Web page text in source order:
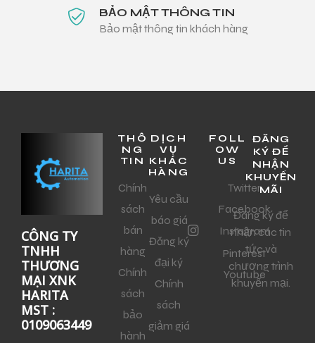
BẢO MẬT THÔNG TIN
Bảo mật thông tin khách hàng
CÔNG TY
TNHH
THƯƠNG
MẠI XNK
HARITA
MST :
0109063449
THÔ
NG
TIN
Chính
sách
bán
hàng
Chính
sách
bảo
hành
DỊCH
VỤ
KHÁC
HÀNG
Yêu cầu
báo giá
Đăng ký
đại ký
Chính
sách
giảm giá
FOLL
OW
US
Twitter
Facebook
Instagram
Pinterest
Youtube
ĐĂNG
KÝ ĐỂ
NHẬN
KHUYẾN
MÃI
Đăng ký để
nhận các tin
tức và
chương trình
khuyến mại.